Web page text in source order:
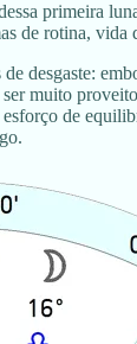
primeira
de rotina, vida
desgaste:
muito
de